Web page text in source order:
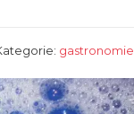
gastronomie